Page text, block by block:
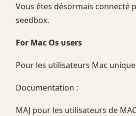
Vous êtes désormais connecté
seedbox.
For Mac Os users
Pour les utilisateurs Mac
Documentation :
MAJ pour les utilisateurs de